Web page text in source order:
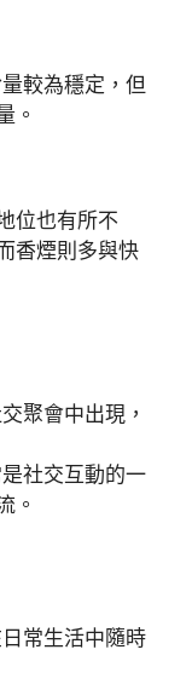
較為穩定，但
。
位也有所不
香煙則多與快
聚會中出現，
社交互動的一
。
常生活中隨時